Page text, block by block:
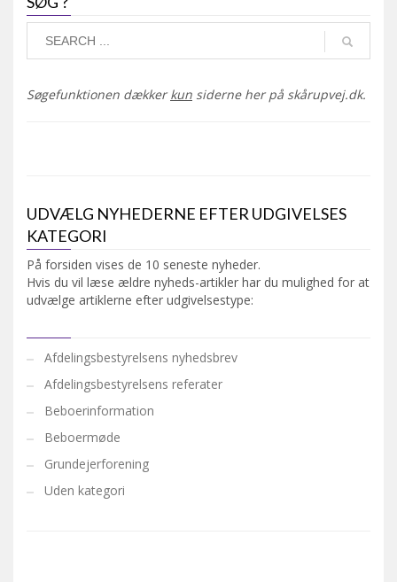
Søgefunktionen dækkerkun siderne her på skårupvej.dk.
UDVÆLG NYHEDERNE EFTER UDGIVELSES
KATEGORI
På forsiden vises de 10 seneste nyheder.
Hvis du vil læse ældre nyheds-artikler har du mulighed for at
udvælge artiklerne efter udgivelsestype:
Afdelingsbestyrelsens nyhedsbrev
Afdelingsbestyrelsens referater
Beboerinformation
Beboermøde
Grundejerforening
Uden kategori